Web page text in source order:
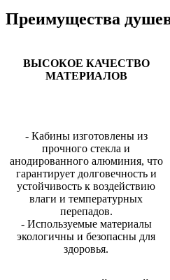
Преимущества
ВЫСОКОЕ КАЧЕСТВО
МАТЕРИАЛОВ
- Кабины изготовлены из
прочного стекла и
анодированного алюминия, что
гарантирует долговечность и
устойчивость к воздействию
влаги и температурных
перепадов.
- Используемые материалы
экологичны и безопасны для
здоровья.